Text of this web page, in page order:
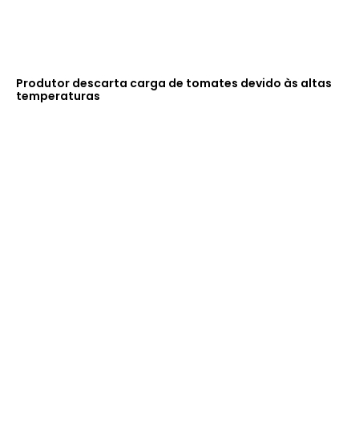
Produtor descarta carga de tomates devido às altas
temperaturas